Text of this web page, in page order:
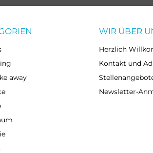
away
WIR ÜBER
Herzlich
Kontakt und
Newsletter-